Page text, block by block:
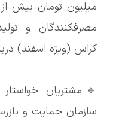
میلیون تومان بیش
مصرفکنندگان و
کراس (ویژه اسفند)
🔹مشتریان
سازمان حمایت و